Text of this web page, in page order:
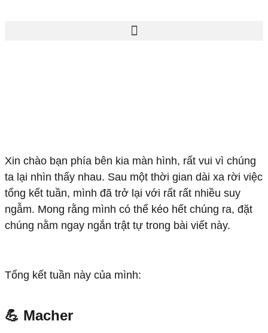
Xin chào bạn phía bên kia màn hình, rất vui vì chúng
ta lại nhìn thấy nhau. Sau một thời gian dài xa rời việc
tổng kết tuần, mình đã trở lại với rất rất nhiều suy
ngẫm. Mong rằng mình có thể kéo hết chúng ra, đặt
chúng nằm ngay ngắn trật tự trong bài viết này.
Tổng kết tuần này của mình:
💪 Macher